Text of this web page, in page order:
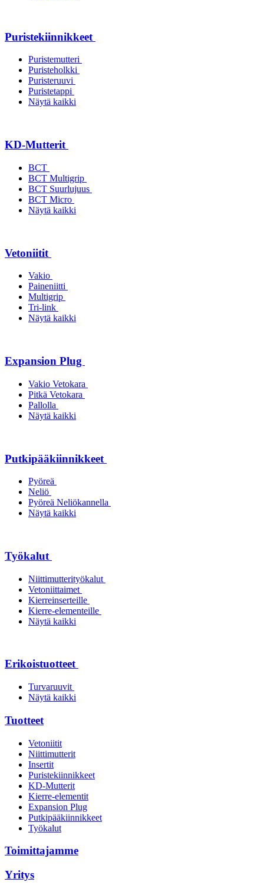
Puristekiinnikkeet
Puristemutteri
Puristeholkki
Puristeruuvi
Puristetappi
Näytä kaikki
KD-Mutterit
BCT
BCT Multigrip
BCT Suurlujuus
BCT Micro
Näytä kaikki
Vetoniitit
Vakio
Paineniitti
Multigrip
Tri-link
Näytä kaikki
Expansion Plug
Vakio Vetokara
Pitkä Vetokara
Pallolla
Näytä kaikki
Putkipääkiinnikkeet
Pyöreä
Neliö
Pyöreä Neliökannella
Näytä kaikki
Työkalut
Niittimutterityökalut
Vetoniittaimet
Kierreinserteille
Kierre-elementeille
Näytä kaikki
Erikoistuotteet
Turvaruuvit
Näytä kaikki
Tuotteet
Vetoniitit
Niittimutterit
Insertit
Puristekiinnikkeet
KD-Mutterit
Kierre-elementit
Expansion Plug
Putkipääkiinnikkeet
Työkalut
Toimittajamme
Yritys